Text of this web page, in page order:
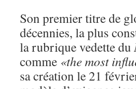
Son premier titre de
décennies, la plus
la rubrique vedette du
comme «the most
sa création le 21